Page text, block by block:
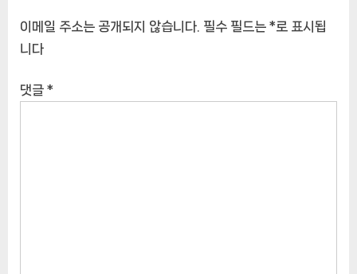
이메일 주소는 공개되지 않습니다. 필수 필드는 *로 표시됩
니다
댓글 *